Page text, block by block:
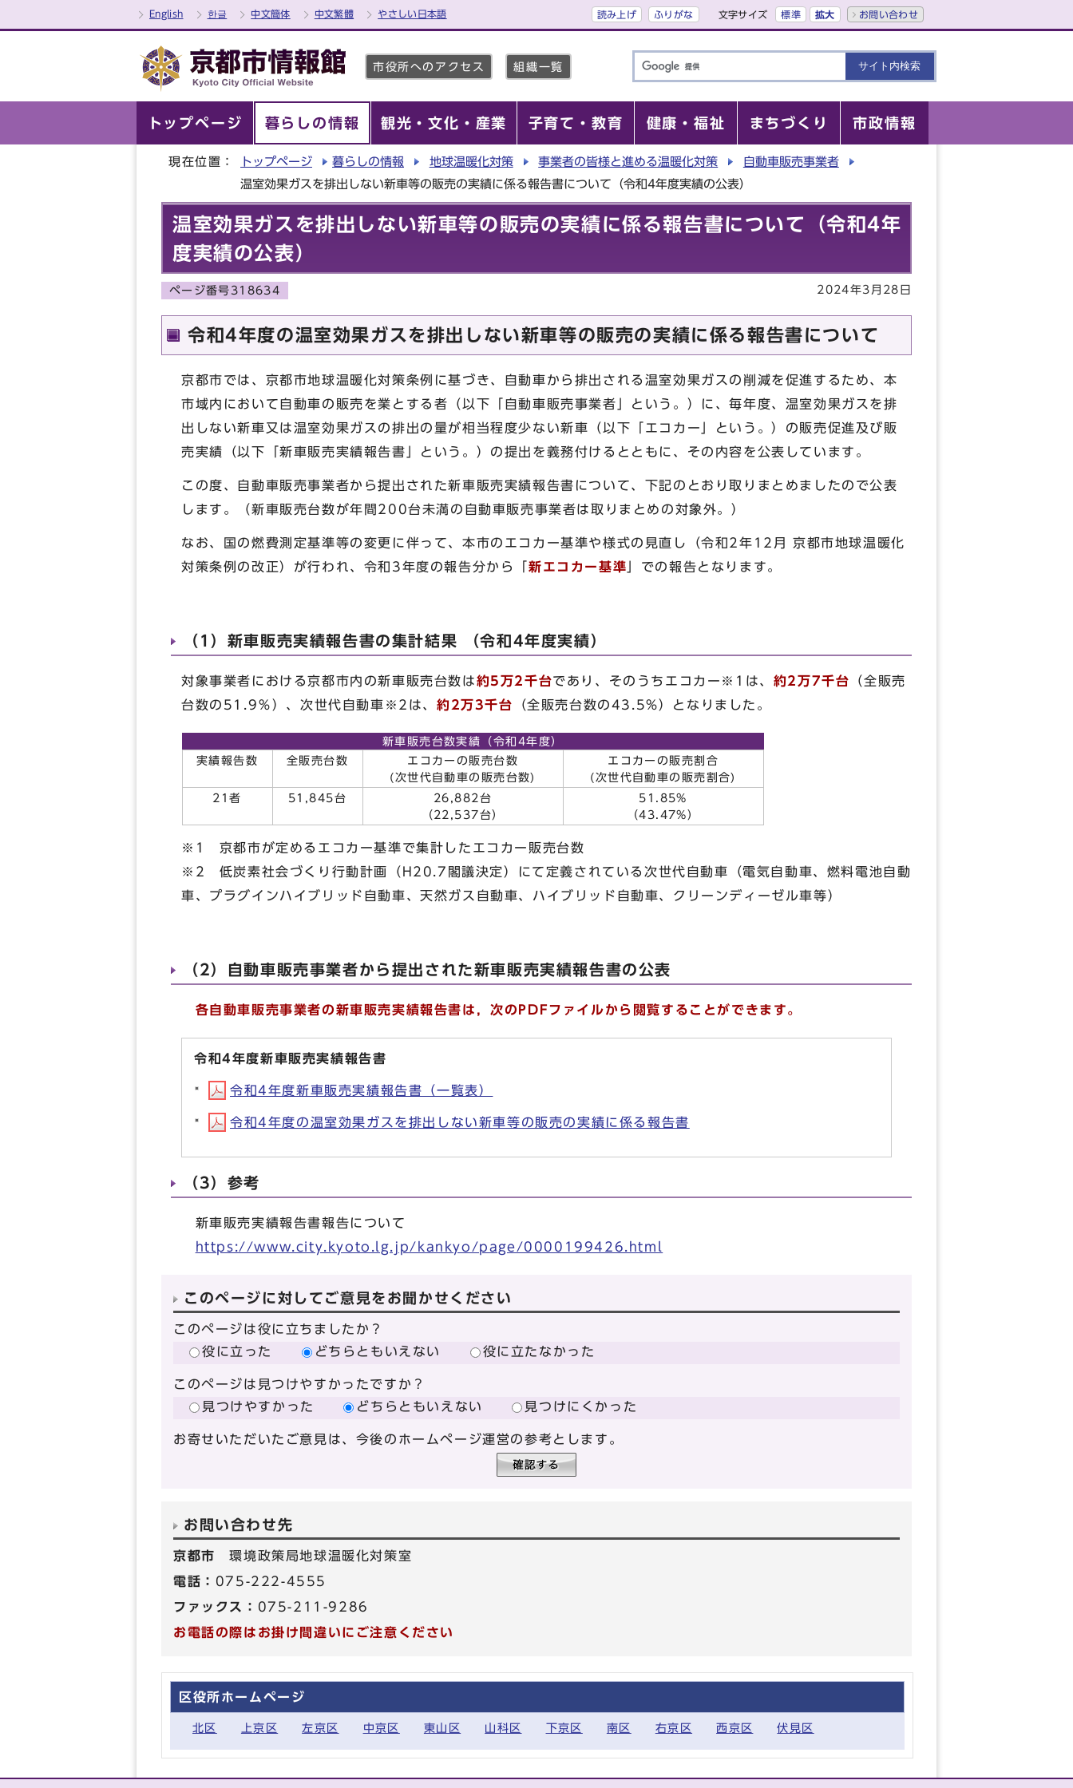
English 한글 中文簡体 中文繁體 やさしい日本語 読み上げ ふりがな 文字サイズ 標準 拡大 お問い合わせ
市役所へのアクセス 組織一覧
トップページ 暮らしの情報 観光・文化・産業 子育て・教育 健康・福祉 まちづくり 市政情報
現在位置： トップページ 暮らしの情報 地球温暖化対策 事業者の皆様と進める温暖化対策
自動車販売事業者
温室効果ガスを排出しない新車等の販売の実績に係る報告書について（令和4年度実績の公表）
温室効果ガスを排出しない新車等の販売の実績に係る報告書について（令和4年
度実績の公表）
ページ番号318634 2024年3月28日
令和4年度の温室効果ガスを排出しない新車等の販売の実績に係る報告書について
京都市では、京都市地球温暖化対策条例に基づき、自動車から排出される温室効果ガスの削減を促進するため、本
市域内において自動車の販売を業とする者（以下「自動車販売事業者」という。）に、毎年度、温室効果ガスを排
出しない新車又は温室効果ガスの排出の量が相当程度少ない新車（以下「エコカー」という。）の販売促進及び販
売実績（以下「新車販売実績報告書」という。）の提出を義務付けるとともに、その内容を公表しています。
この度、自動車販売事業者から提出された新車販売実績報告書について、下記のとおり取りまとめましたので公表
します。（新車販売台数が年間200台未満の自動車販売事業者は取りまとめの対象外。）
なお、国の燃費測定基準等の変更に伴って、本市のエコカー基準や様式の見直し（令和2年12月 京都市地球温暖化
対策条例の改正）が行われ、令和3年度の報告分から「 新エコカー基準 」での報告となります。
（1）新車販売実績報告書の集計結果 （令和4年度実績）
対象事業者における京都市内の新車販売台数は約5万2千台であり、そのうちエコカー※1は、 約2万7千台 （全販売
台数の51.9％）、次世代自動車※2は、 約2万3千台 （全販売台数の43.5%）となりました。
新車販売台数実績（令和4年度）
実績報告数
全販売台数
エコカーの販売台数
(次世代自動車の販売台数)
エコカーの販売割合
(次世代自動車の販売割合)
21者
51,845台
26,882台
（22,537台）
51.85%
（43.47%）
※1 京都市が定めるエコカー基準で集計したエコカー販売台数
※2 低炭素社会づくり行動計画（H20.7閣議決定）にて定義されている次世代自動車（電気自動車、燃料電池自動
車、プラグインハイブリッド自動車、天然ガス自動車、ハイブリッド自動車、クリーンディーゼル車等）
（2）自動車販売事業者から提出された新車販売実績報告書の公表
各自動車販売事業者の新車販売実績報告書は，次のPDFファイルから閲覧することができます。
令和4年度新車販売実績報告書
令和4年度新車販売実績報告書（一覧表）
令和4年度の温室効果ガスを排出しない新車等の販売の実績に係る報告書
（3）参考
新車販売実績報告書報告について
https://www.city.kyoto.lg.jp/kankyo/page/0000199426.html
このページに対してご意見をお聞かせください
このページは役に立ちましたか？
役に立った
どちらともいえない 役に立たなかった
このページは見つけやすかったですか？
見つけやすかった
どちらともいえない 見つけにくかった
お寄せいただいたご意見は、今後のホームページ運営の参考とします。
お問い合わせ先
京都市環境政策局地球温暖化対策室
電話： 075-222-4555
ファックス： 075-211-9286
お電話の際はお掛け間違いにご注意ください
区役所ホームページ
北区 上京区 左京区 中京区 東山区 山科区 下京区 南区 右京区 西京区 伏見区